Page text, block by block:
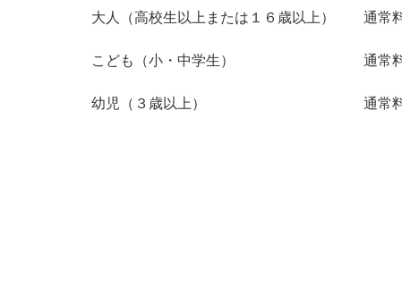
大人（高校生以上または１６歳以上）
こども（小・中学生） 通常
幼児（３歳以上） 通常